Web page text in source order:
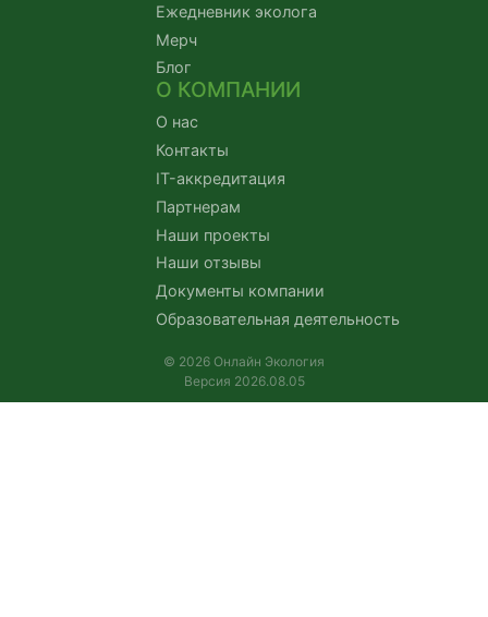
Ежедневник эколога
Мерч
Блог
О КОМПАНИИ
О нас
Контакты
IT-аккредитация
Партнерам
Наши проекты
Наши отзывы
Документы компании
Образовательная деятельность
© 2026 Онлайн Экология
Версия 2026.08.05